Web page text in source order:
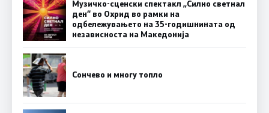
Музичко-сценски спектакл „Силно светнал
ден“ во Охрид во рамки на
одбележувањето на 35-годишнината од
независноста на Македонија
Сончево и многу топло